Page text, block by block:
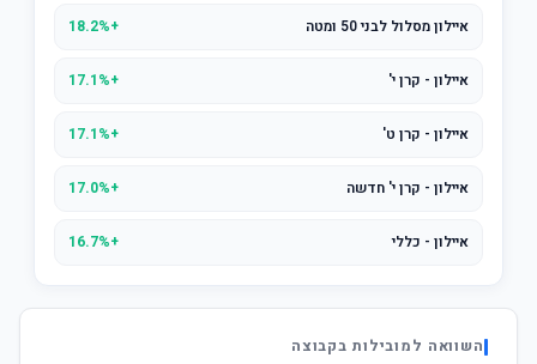
איילון מסלול לבני 50 ומטה +18.2%
איילון - קרן י' +17.1%
איילון - קרן ט' +17.1%
איילון - קרן י' חדשה +17.0%
איילון - כללי +16.7%
השוואה למובילות בקבוצה